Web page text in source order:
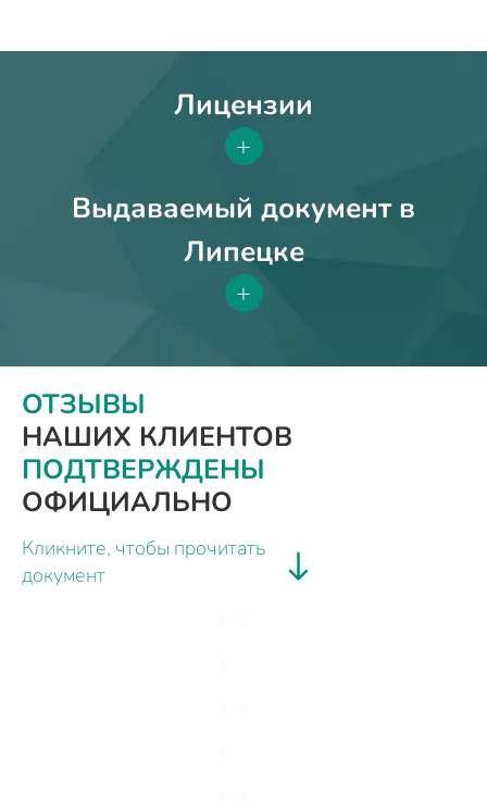
Лицензии
+
Выдаваемый документ в
Липецке
+
ОТЗЫВЫ
НАШИХ КЛИЕНТОВ
ПОДТВЕРЖДЕНЫ
ОФИЦИАЛЬНО
Кликните, чтобы прочитать
документ